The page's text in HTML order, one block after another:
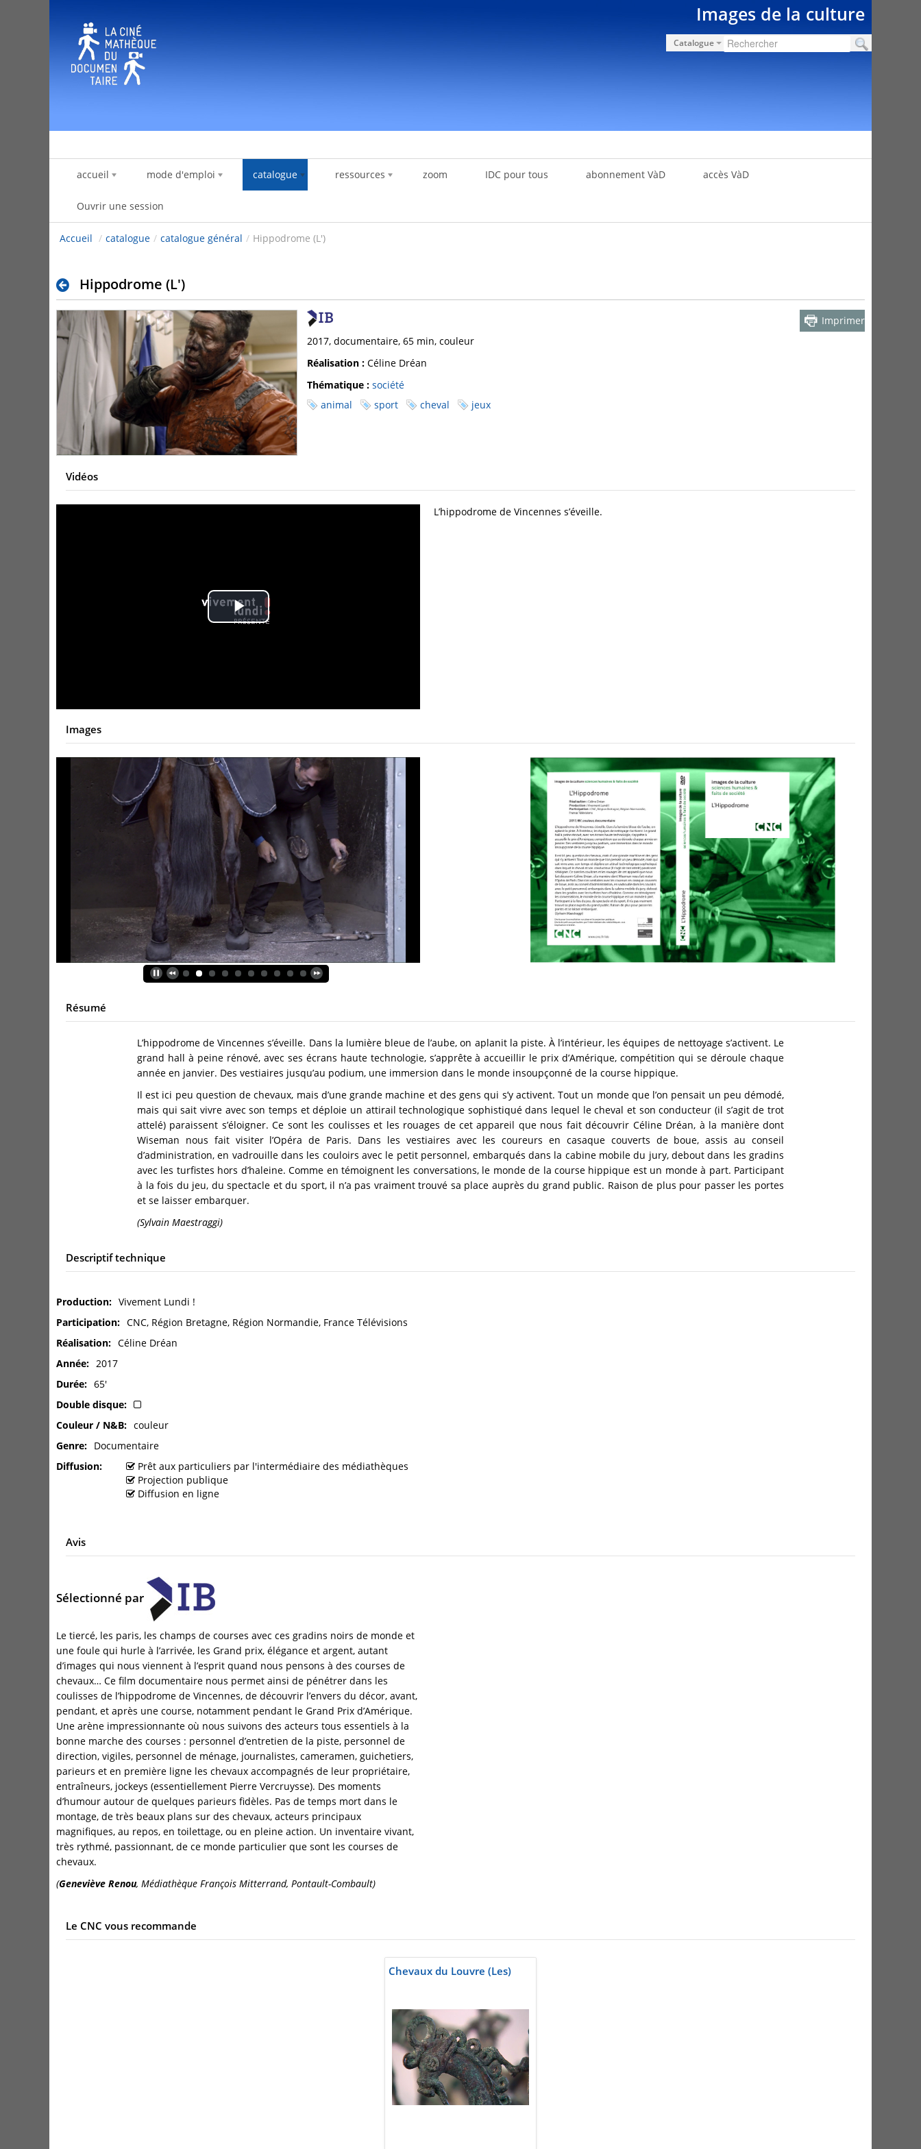
Images de la culture
Catalogue
accueil mode d'emploi catalogue ressources zoom IDC pour tous abonnement VàD accès VàD
Ouvrir une session
Accueil / catalogue / catalogue général / Hippodrome (L')
Hippodrome (L')
Imprimer
2017, documentaire, 65 min, couleur
Réalisation : Céline Dréan
Thématique : société
animal
sport cheval jeux
Vidéos
Play
L’hippodrome de Vincennes s’éveille.
Images
Résumé
L’hippodrome de Vincennes s’éveille. Dans la lumière bleue de l’aube, on aplanit la piste. À l’intérieur, les équipes de nettoyage s’activent. Le
grand hall à peine rénové, avec ses écrans haute technologie, s’apprête à accueillir le prix d’Amérique, compétition qui se déroule chaque
année en janvier. Des vestiaires jusqu’au podium, une immersion dans le monde insoupçonné de la course hippique.
Il est ici peu question de chevaux, mais d’une grande machine et des gens qui s’y activent. Tout un monde que l’on pensait un peu démodé,
mais qui sait vivre avec son temps et déploie un attirail technologique sophistiqué dans lequel le cheval et son conducteur (il s’agit de trot
attelé) paraissent s’éloigner. Ce sont les coulisses et les rouages de cet appareil que nous fait découvrir Céline Dréan, à la manière dont
Wiseman nous fait visiter l’Opéra de Paris. Dans les vestiaires avec les coureurs en casaque couverts de boue, assis au conseil
d’administration, en vadrouille dans les couloirs avec le petit personnel, embarqués dans la cabine mobile du jury, debout dans les gradins
avec les turfistes hors d’haleine. Comme en témoignent les conversations, le monde de la course hippique est un monde à part. Participant
à la fois du jeu, du spectacle et du sport, il n’a pas vraiment trouvé sa place auprès du grand public. Raison de plus pour passer les portes
et se laisser embarquer.
(Sylvain Maestraggi)
Descriptif technique
Production
Vivement Lundi !
Participation
CNC, Région Bretagne, Région Normandie, France Télévisions
Réalisation
Céline Dréan
Année
2017
Durée
65'
Double disque
Couleur / N&B
couleur
Genre
Documentaire
Diffusion
Prêt aux particuliers par l'intermédiaire des médiathèques
Projection publique
Diffusion en ligne
Avis
Sélectionné par
Le tiercé, les paris, les champs de courses avec ces gradins noirs de monde et
une foule qui hurle à l’arrivée, les Grand prix, élégance et argent, autant
d’images qui nous viennent à l’esprit quand nous pensons à des courses de
chevaux… Ce film documentaire nous permet ainsi de pénétrer dans les
coulisses de l’hippodrome de Vincennes, de découvrir l’envers du décor, avant,
pendant, et après une course, notamment pendant le Grand Prix d’Amérique.
Une arène impressionnante où nous suivons des acteurs tous essentiels à la
bonne marche des courses : personnel d’entretien de la piste, personnel de
direction, vigiles, personnel de ménage, journalistes, cameramen, guichetiers,
parieurs et en première ligne les chevaux accompagnés de leur propriétaire,
entraîneurs, jockeys (essentiellement Pierre Vercruysse). Des moments
d’humour autour de quelques parieurs fidèles. Pas de temps mort dans le
montage, de très beaux plans sur des chevaux, acteurs principaux
magnifiques, au repos, en toilettage, ou en pleine action. Un inventaire vivant,
très rythmé, passionnant, de ce monde particulier que sont les courses de
chevaux.
(Geneviève Renou, Médiathèque François Mitterrand, Pontault-Combault)
Le CNC vous recommande
Chevaux du Louvre (Les)